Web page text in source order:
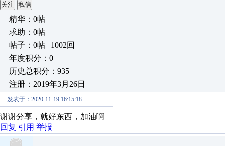
关注 私信
精华：0帖
求助：0帖
帖子：0帖 | 1002回
年度积分：0
历史总积分：935
注册：2019年3月26日
发表于：2020-11-19 16:15:18
谢谢分享，就好东西，加油啊
回复 引用 举报